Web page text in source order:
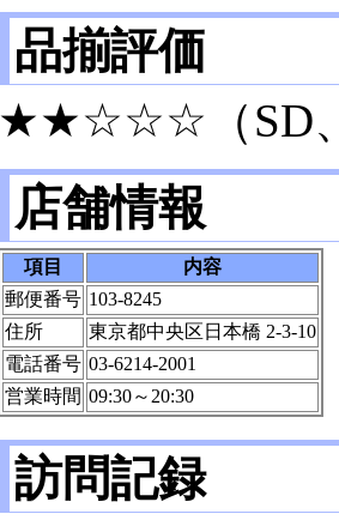
品揃評価
★★☆☆☆（SD
店舗情報
項目
内容
郵便番号 103-8245
住所
東京都中央区日本橋 2-3-10
電話番号 03-6214-2001
営業時間 09:30～20:30
訪問記録